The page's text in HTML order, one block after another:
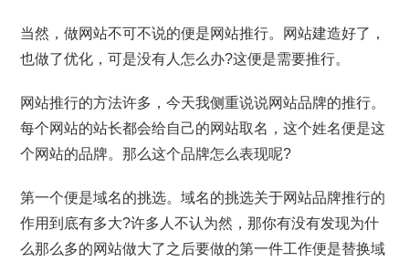
当然，做网站不可不说的便是网站推行。网站建造好了，
也做了优化，可是没有人怎么办?这便是需要推行。
网站推行的方法许多，今天我侧重说说网站品牌的推行。
每个网站的站长都会给自己的网站取名，这个姓名便是这
个网站的品牌。那么这个品牌怎么表现呢?
第一个便是域名的挑选。域名的挑选关于网站品牌推行的
作用到底有多大?许多人不认为然，那你有没有发现为什
么那么多的网站做大了之后要做的第一件工作便是替换域